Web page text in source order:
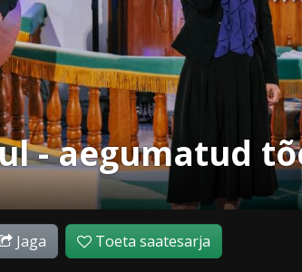
- aegumatud
Jaga Toeta saatesarja